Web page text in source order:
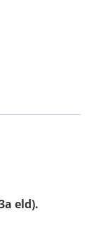
eld).